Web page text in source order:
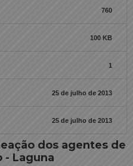
760
100 KB
1
25 de julho de 2013
25 de julho de 2013
dos agentes de
- Laguna